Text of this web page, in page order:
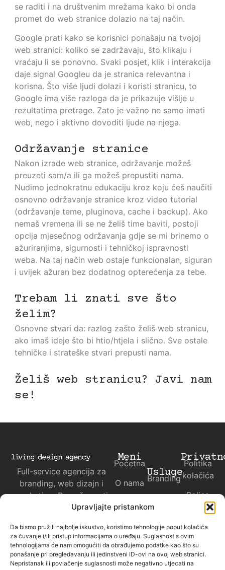
Upravljajte pristankom
Da bismo pružili najbolje iskustvo, koristimo tehnologije poput kolačića
za čuvanje i/ili pristup informacijama o uređaju. Suglasnost s ovim
tehnologijama će nam omogućiti da obrađujemo podatke kao što su
ponašanje pri pregledavanju ili jedinstveni ID-ovi na ovoj web stranici.
Nepristanak ili povlačenje suglasnosti može negativno utjecati na
se raditi i na društvenim mrežama kako bi onda
promet do web stranice dolazio na taj način.
Google prati kako se korisnici ponašaju na tvojoj
web stranici: koliko se zadržavaju, što klikaju i
vraćaju li se ponovno. Svaki posjet, klik i interakcija
daje signal Googleu da je stranica relevantna i
korisna. Što više ljudi dolazi i koristi stranicu, to
Google ima više razloga da je prikazuje višlje u
rezultatima pretrage. Zato je važno ne samo imati
web, nego i aktivno dovoditi ljude na njega.
Održavanje stranice
Nakon izrade web stranice, održavanje možeš
preuzeti sam/a ili ga možeš prepustiti nama.
Nudimo jednokratnu edukaciju kroz koju ćeš naučiti
osnovno održavanje stranice kroz video tutorial
(održavanje teme, pluginova, cache i backup). Ako
nemaš vremena ili se ne želiš time baviti, postoji
opcija mjesečnog održavanja gdje se mi brinemo o
ažuriranjima, sigurnosti i tehničkoj ispravnosti
weba. Na taj način web ostaje funkcionalan, siguran
i uvijek ažuran bez dodatnog opterećenja za tebe.
Trebam li znati sve što
želim?
Osnovne stvari da: razlog zašto želiš web stranicu,
ako imaš ideje što bi htio/htjela i slično. Sve ostale
tehničke i strateške stvari prepusti nama.
Želiš web stranicu? Javi nam
se!
Full-service agencija za
branding, web dizajn i
marketing. Pomažemo ti
da ispričaš svoju priču
Meni
Početna
O nama
Kontakt
Usluge
Branding
dizajn
Marketing
Projekti
Politika
kolačića
Polica
privatnosti